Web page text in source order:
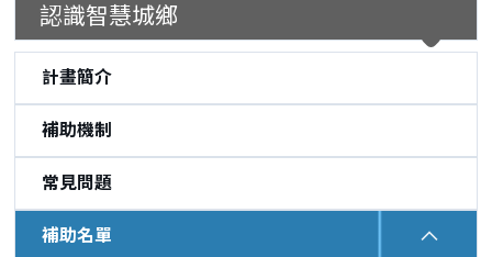
認識智慧城鄉
計畫簡介
補助機制
常見問題
補助名單